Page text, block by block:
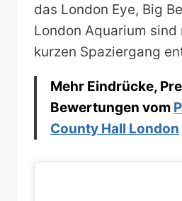
das London Eye, Big
London Aquarium sind
kurzen Spaziergang
Mehr Eindrücke,
Bewertungen vom
County Hall London